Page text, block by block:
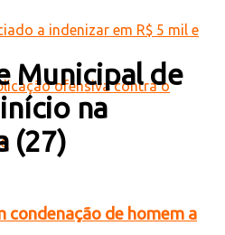
condenação de homem a
Municipal de
na
(27)